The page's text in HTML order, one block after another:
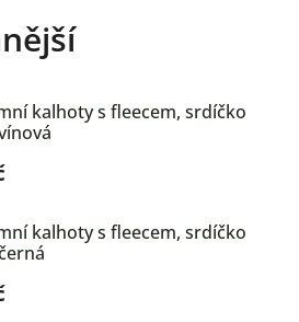
kalhoty s fleecem, srdíčko
kalhoty s fleecem, srdíčko